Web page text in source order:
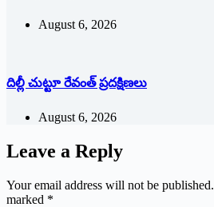
August 6, 2026
దిల్లీ చుట్టూ రేవంత్ ప్ర‌ద‌క్షిణ‌లు
August 6, 2026
Leave a Reply
Your email address will not be published.
marked *